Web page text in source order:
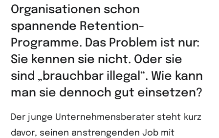
Organisationen schon
spannende Retention-
Programme. Das Problem ist nur:
Sie kennen sie nicht. Oder sie
sind „brauchbar illegal“. Wie kann
man sie dennoch gut einsetzen?
Der junge Unternehmensberater steht kurz
davor, seinen anstrengenden Job mit